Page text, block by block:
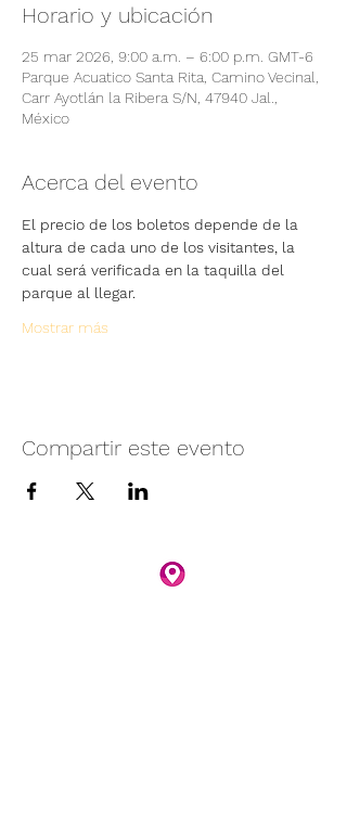
Horario y ubicación
25 mar 2026, 9:00 a.m. – 6:00 p.m. GMT-6
Parque Acuatico Santa Rita, Camino Vecinal,
Carr Ayotlán la Ribera S/N, 47940 Jal.,
México
Acerca del evento
El precio de los boletos depende de la
altura de cada uno de los visitantes, la
cual será verificada en la taquilla del
parque al llegar.
Mostrar más
Compartir este evento